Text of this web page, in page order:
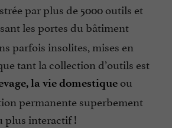
par plus de 5000 outils et
les portes du bâtiment
parfois insolites, mises en
tant la collection d’outils est
la vie domestique ou
permanente superbement
plus interactif !